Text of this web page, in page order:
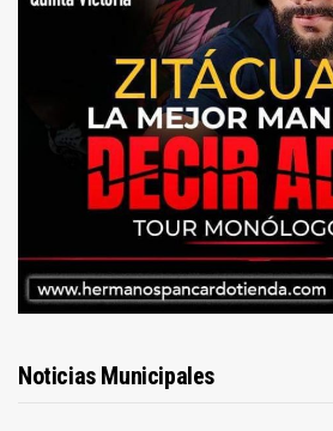
Noticias Municipales